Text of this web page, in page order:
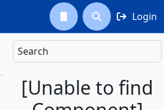
  Login
Search
[Unable to find